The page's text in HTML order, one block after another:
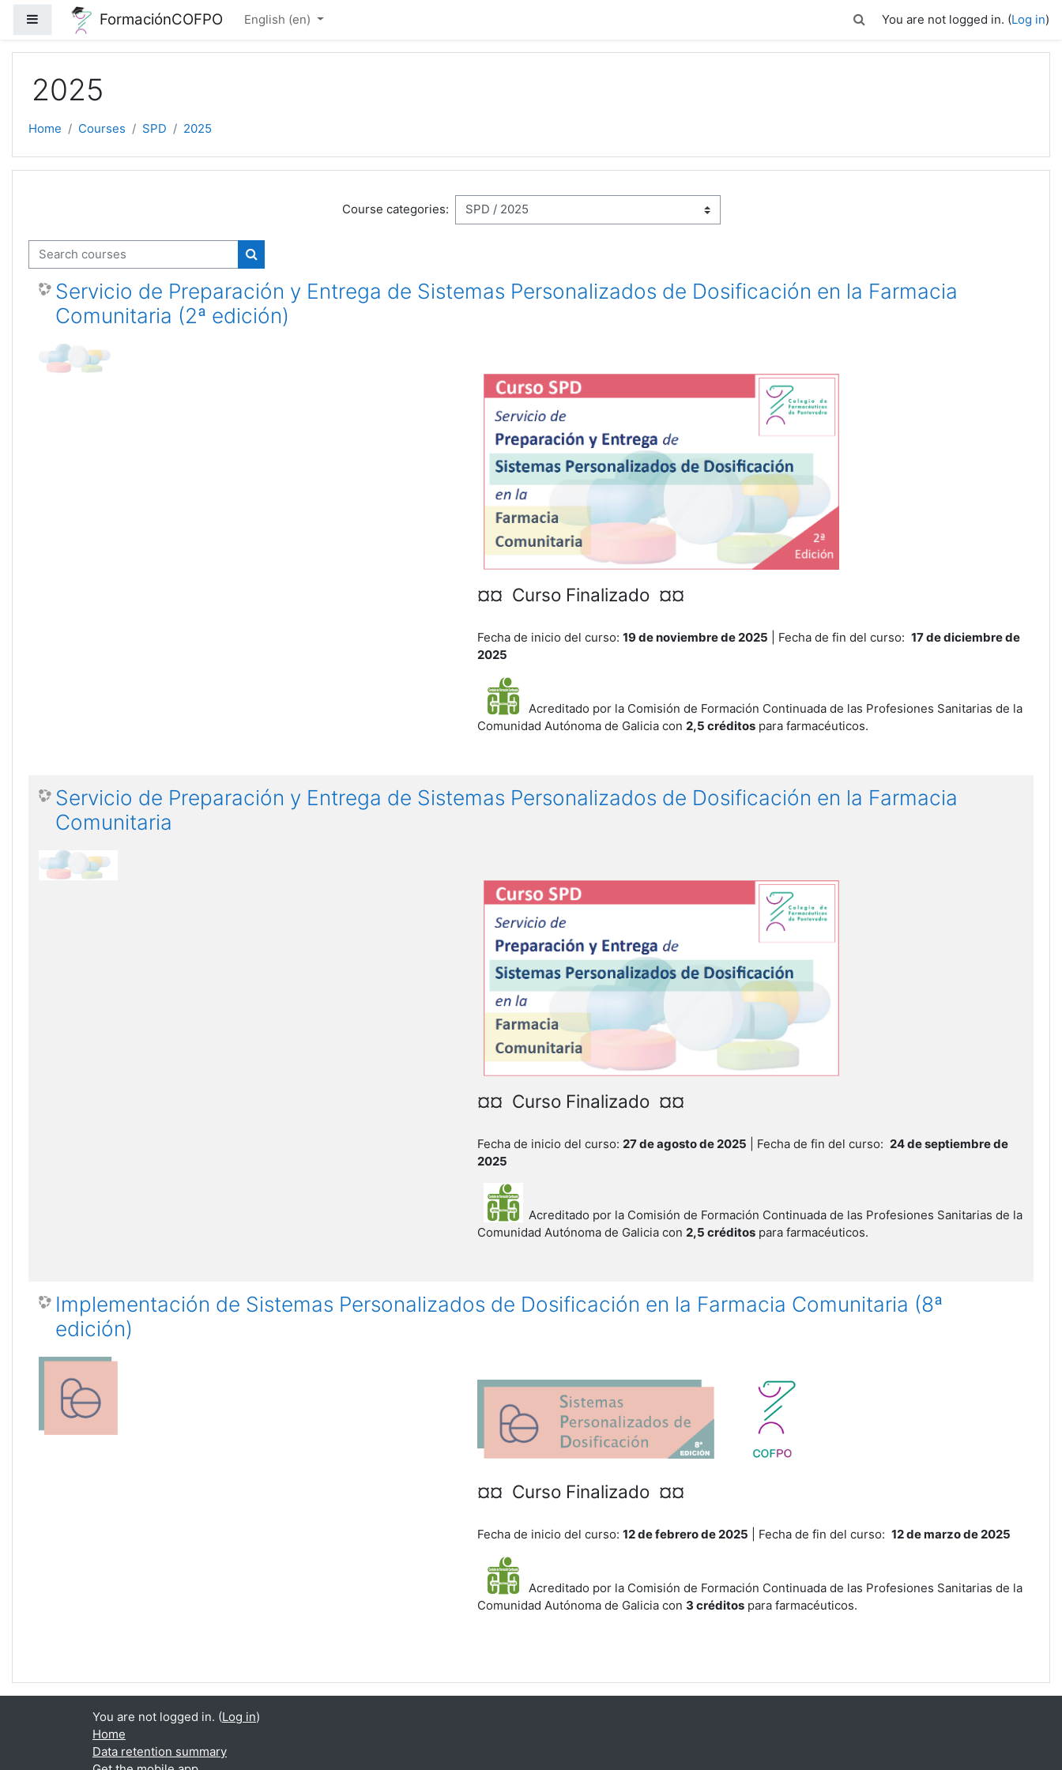
Skip to main content
Side panel FormaciónCOFPO English ‎(en)‎ Toggle search input
You are not logged in. (Log in)
2025
Home Courses SPD 2025
Course categories:
Search courses
Search courses
Servicio de Preparación y Entrega de Sistemas Personalizados de Dosificación en la Farmacia
Comunitaria (2ª edición)
¤¤ Curso Finalizado ¤¤
Fecha de inicio del curso:19 de noviembre de 2025 | Fecha de fin del curso:17 de diciembre de
2025
Acreditado por la Comisión de Formación Continuada de las Profesiones Sanitarias de la
Comunidad Autónoma de Galicia con2,5 créditos para farmacéuticos.
Servicio de Preparación y Entrega de Sistemas Personalizados de Dosificación en la Farmacia
Comunitaria
¤¤ Curso Finalizado ¤¤
Fecha de inicio del curso:27 de agosto de 2025 | Fecha de fin del curso:24 de septiembre de
2025
Acreditado por la Comisión de Formación Continuada de las Profesiones Sanitarias de la
Comunidad Autónoma de Galicia con2,5 créditos para farmacéuticos.
Implementación de Sistemas Personalizados de Dosificación en la Farmacia Comunitaria (8ª
edición)
¤¤ Curso Finalizado ¤¤
Fecha de inicio del curso:12 de febrero de 2025 | Fecha de fin del curso:12 de marzo de 2025
Acreditado por la Comisión de Formación Continuada de las Profesiones Sanitarias de la
Comunidad Autónoma de Galicia con 3 créditos para farmacéuticos.
You are not logged in. (Log in)
Home
Data retention summary